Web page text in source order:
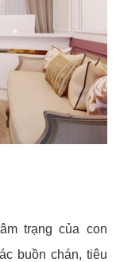
trạng của con
buồn chán, tiêu